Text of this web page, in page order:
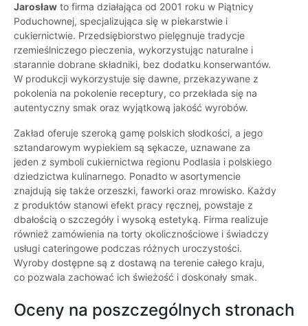
Jarosław to firma działająca od 2001 roku w Piątnicy
Poduchownej, specjalizująca się w piekarstwie i
cukiernictwie. Przedsiębiorstwo pielęgnuje tradycje
rzemieślniczego pieczenia, wykorzystując naturalne i
starannie dobrane składniki, bez dodatku konserwantów.
W produkcji wykorzystuje się dawne, przekazywane z
pokolenia na pokolenie receptury, co przekłada się na
autentyczny smak oraz wyjątkową jakość wyrobów.
Zakład oferuje szeroką gamę polskich słodkości, a jego
sztandarowym wypiekiem są sękacze, uznawane za
jeden z symboli cukiernictwa regionu Podlasia i polskiego
dziedzictwa kulinarnego. Ponadto w asortymencie
znajdują się także orzeszki, faworki oraz mrowisko. Każdy
z produktów stanowi efekt pracy ręcznej, powstaje z
dbałością o szczegóły i wysoką estetyką. Firma realizuje
również zamówienia na torty okolicznościowe i świadczy
usługi cateringowe podczas różnych uroczystości.
Wyroby dostępne są z dostawą na terenie całego kraju,
co pozwala zachować ich świeżość i doskonały smak.
Oceny na poszczególnych stronach